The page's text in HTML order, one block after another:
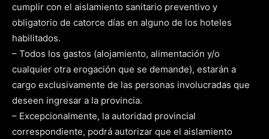
cumplir con el aislamiento sanitario preventivo y
obligatorio de catorce días en alguno de los hoteles
habilitados.
– Todos los gastos (alojamiento, alimentación y/o
cualquier otra erogación que se demande), estarán a
cargo exclusivamente de las personas involucradas que
deseen ingresar a la provincia.
– Excepcionalmente, la autoridad provincial
correspondiente, podrá autorizar que el aislamiento